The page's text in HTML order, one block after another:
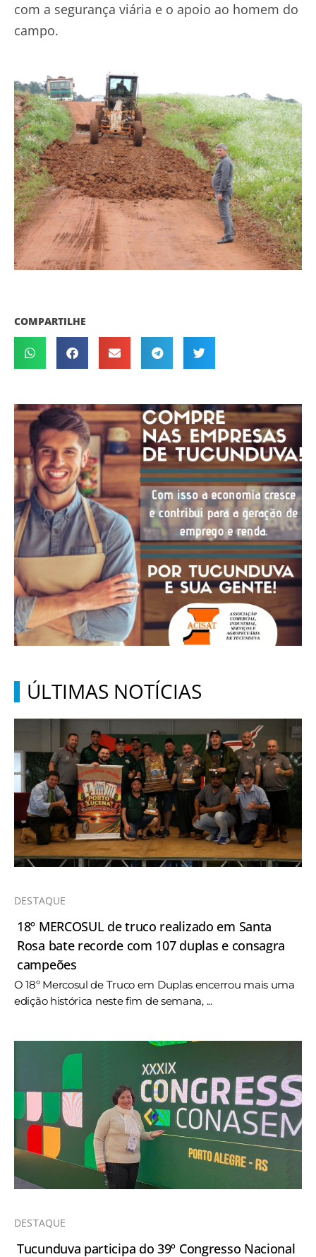
com a segurança viária e o apoio ao homem do
campo.
COMPARTILHE
ÚLTIMAS NOTÍCIAS
DESTAQUE
18º MERCOSUL de truco realizado em Santa
Rosa bate recorde com 107 duplas e consagra
campeões
O 18º Mercosul de Truco em Duplas encerrou mais uma
edição histórica neste fim de semana, ...
DESTAQUE
Tucunduva participa do 39º Congresso Nacional